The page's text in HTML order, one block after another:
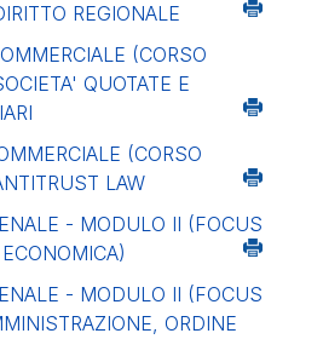
REGIONALE
(CORSO
QUOTATE E
(CORSO
LAW
- MODULO II (FOCUS
- MODULO II (FOCUS
ORDINE